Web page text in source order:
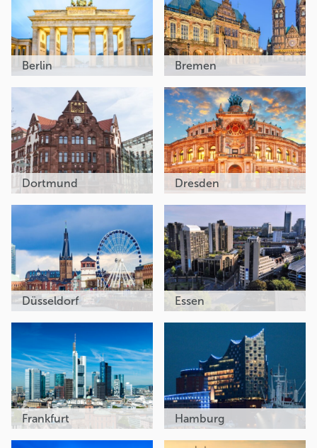
Berlin Bremen
Dortmund Dresden
Düsseldorf Essen
Frankfurt Hamburg